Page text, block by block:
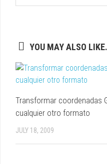
YOU MAY ALSO
Transformar coordenadas
cualquier otro formato
JULY 18, 2009